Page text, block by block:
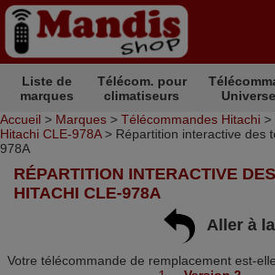
Liste de
marques
Télécom. pour
climatiseurs
Accueil > Marques > Télécommandes Hitachi >
Hitachi CLE-978A> Répartition interactive des
978A
RÉPARTITION INTERACTIVE
HITACHI CLE-978A
Aller à
Votre télécommande de remplacement est-